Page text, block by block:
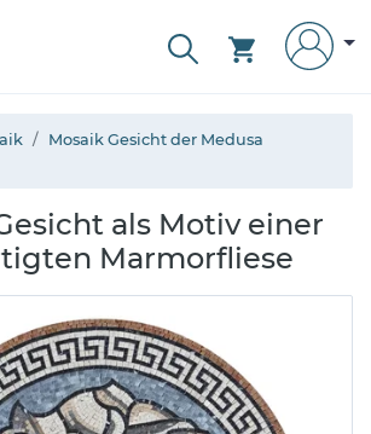
Mosaik Gesicht der Medusa
als Motiv einer
Marmorfliese